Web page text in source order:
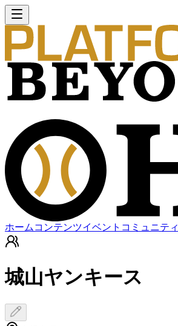
ホーム コンテンツイベント コミュニティ
城山ヤンキース